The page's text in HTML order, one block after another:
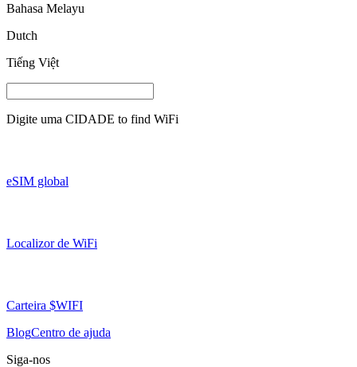
Bahasa Melayu
Dutch
Tiếng Việt
Digite uma CIDADE to find WiFi
eSIM global
Localizor de WiFi
Carteira $WIFI
BlogCentro de ajuda
Siga-nos